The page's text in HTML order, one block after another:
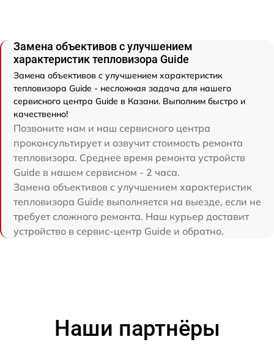
Замена объективов с улучшением
характеристик тепловизора Guide
Замена объективов с улучшением характеристик
тепловизора Guide - несложная задача для нашего
сервисного центра Guide в Казани. Выполним быстро и
качественно!
Позвоните нам и наш сервисного центра
проконсультирует и озвучит стоимость ремонта
тепловизора. Среднее время ремонта устройств
Guide в нашем сервисном - 2 часа.
Замена объективов с улучшением характеристик
тепловизора Guide выполняется на выезде, если не
требует сложного ремонта. Наш курьер доставит
устройство в сервис-центр Guide и обратно.
Наши партнёры